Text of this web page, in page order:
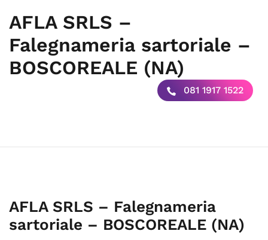
AFLA SRLS –
Falegnameria sartoriale –
BOSCOREALE (NA)
081 1917 1522
AFLA SRLS – Falegnameria
sartoriale – BOSCOREALE (NA)